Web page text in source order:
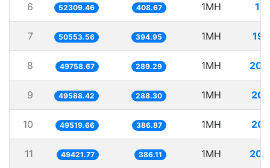
6 52309.46 408.67 1MH
7 50553.56 394.95 1MH
8 49758.67 289.29 1MH
9 49588.42 288.30 1MH
10 49519.66 386.87 1MH
11 49421.77 386.11 1MH